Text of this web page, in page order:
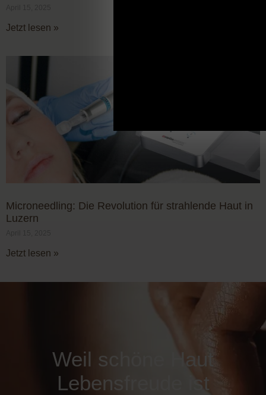
Jetzt lesen »
Microneedling: Die Revolution für strahlende Haut in
Luzern
Jetzt lesen »
Weil schöne Haut
Lebensfreude ist